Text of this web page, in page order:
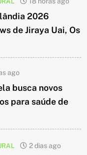
2026
de Jiraya Uai, Os
ago
busca novos
para saúde de
2 dias ago